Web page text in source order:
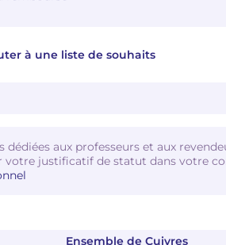
Ensemble de Cuivres
à une liste de souhaits
dédiées aux professeurs et aux
votre justificatif de statut dans votre